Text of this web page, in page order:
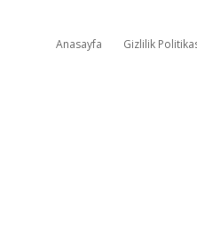
Anasayfa Gizlilik